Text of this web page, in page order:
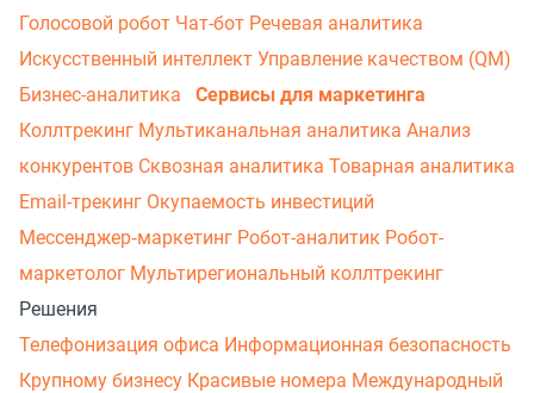
Голосовой робот Чат-бот Речевая аналитика
Искусственный интеллект Управление качеством (QM)
Бизнес-аналитика
Сервисы для маркетинга
Коллтрекинг Мультиканальная аналитика Анализ
конкурентов Сквозная аналитика Товарная аналитика
Email-трекинг Окупаемость инвестиций
Мессенджер‑маркетинг Робот-аналитик Робот-
маркетолог Мультирегиональный коллтрекинг
Решения
Телефонизация офиса Информационная безопасность
Крупному бизнесу Красивые номера Международный